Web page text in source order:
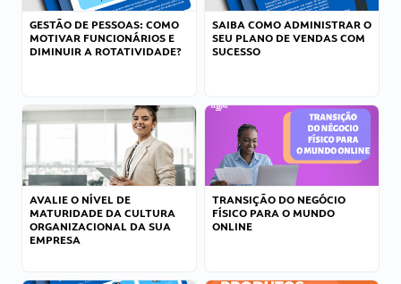
GESTÃO DE PESSOAS: COMO
MOTIVAR FUNCIONÁRIOS E
DIMINUIR A ROTATIVIDADE?
SAIBA COMO ADMINISTRAR O
SEU PLANO DE VENDAS COM
SUCESSO
AVALIE O NÍVEL DE
MATURIDADE DA CULTURA
ORGANIZACIONAL DA SUA
EMPRESA
TRANSIÇÃO DO NEGÓCIO
FÍSICO PARA O MUNDO
ONLINE